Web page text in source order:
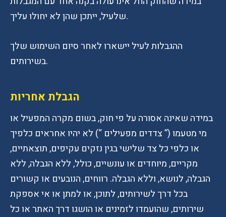
שלעיל, ייתכן שהן לא יחולו עליך.
ההגבלות לעיל יישארו לאחר סיום השימוש שלך
בשירותים.
הגבלת אחריות
במידה שאינה אסורה על פי חוק, בשום מקרה המפעיל או
מי מטעמו (” צדדים מפעילים “) לא יהיו אחראים כלפיך
או כלפי כל צד שלישי בגין נזקים עקיפים, תוצאתיים,
מקריים, מיוחדים או עונשיים, כולל, ללא הגבלה, ללא
הגבלה, לנושא, וללא הגבלה. רווחים, הנובעים או קשורים
בכל דרך לשירותים, לתוכן, או למתן או אי אספקת
שירותים, שהועמדו לזמינים או הושגו דרך האתר או כל